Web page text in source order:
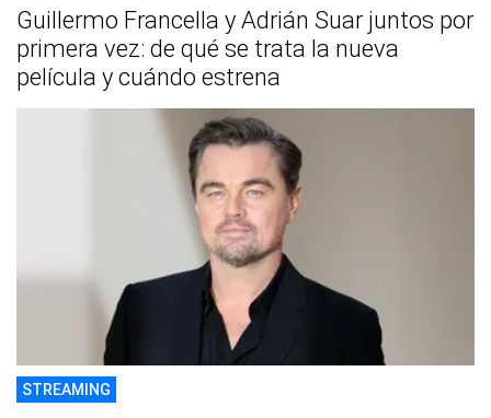
Guillermo Francella y Adrián Suar juntos por
primera vez: de qué se trata la nueva
película y cuándo estrena
STREAMING